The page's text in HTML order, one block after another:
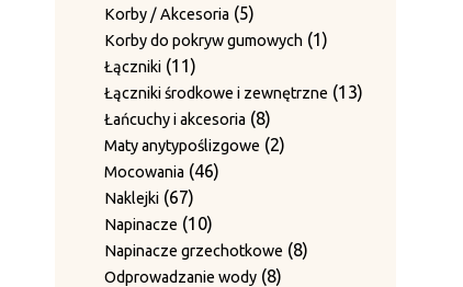
Zestawy noży do płyt dociskowych
1515
produktów
Zestawy prowadnic
produktów
Zestawy przeciwnoży 1010
Zestawy ścieralne bez blachy
grzebieniowej
11
Zestawy ścieralne do 4-krotnego
przewiązania
Zgarniacza 9
produktów
Korby / Akcesoria 55
produktów
Korby do pokryw gumowych 11
Łączniki 1111
produktów
Łączniki środkowe i zewnętrzne 1313
Łańcuchy i akcesoria 88
produktów
Maty anytypoślizgowe 22
Mocowania 4646
Naklejki 6767
produktów
Napinacze 1010
produktów
Napinacze grzechotkowe 88
Odprowadzanie wody 88